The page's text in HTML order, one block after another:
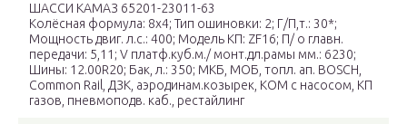
ШАССИ КАМАЗ 65201-23011-63
Колёсная формула: 8х4; Тип ошиновки: 2; Г/П,т.: 30*;
Мощность двиг. л.с.: 400; Модель КП: ZF16; П/ о главн.
передачи: 5,11; V платф.куб.м./ монт.дл.рамы мм.: 6230;
Шины: 12.00R20; Бак, л.: 350; МКБ, МОБ, топл. ап. BOSCH,
Common Rail, ДЗК, аэродинам.козырек, КОМ c насосом, КП
газов, пневмоподв. каб., рестайлинг